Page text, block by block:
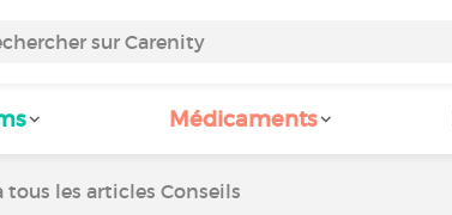
Médicaments
tous les articles Conseils